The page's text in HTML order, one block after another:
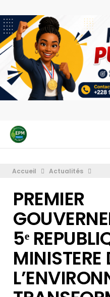
Accueil Actualités
PREMIER
5ᵉ
MINISTERE